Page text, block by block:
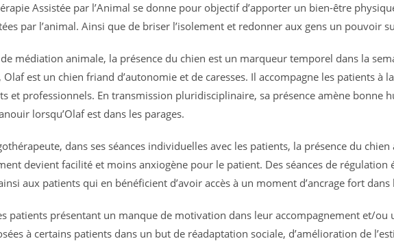
Assistée par l’Animal se donne pour objectif d’apporter un bien-être
par l’animal. Ainsi que de briser l’isolement et redonner aux gens un pouvoir
médiation animale, la présence du chien est un marqueur temporel dans la
Olaf est un chien friand d’autonomie et de caresses. Il accompagne les patients
et professionnels. En transmission pluridisciplinaire, sa présence amène bonne
lorsqu’Olaf est dans les parages.
dans ses séances individuelles avec les patients, la présence du chien
devient facilité et moins anxiogène pour le patient. Des séances de
aux patients qui en bénéficient d’avoir accès à un moment d’ancrage fort dans
patients présentant un manque de motivation dans leur accompagnement et/ou
à certains patients dans un but de réadaptation sociale, d’amélioration de